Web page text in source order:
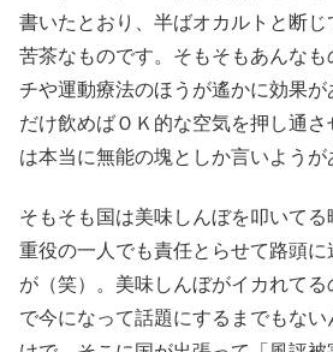
書いたとおり、半ばオカルトと断
苦茶なものです。そもそもあんな
チや運動療法のほうが遙かに効果が
だけ飲めばＯＫ的な空気を押し通さ
は本当に無能の塊としか言いようが
そもそも国は美味しんぼを叩いて
重役の一人でも責任とらせて路頭
が（笑）。美味しんぼがイカれて
で今になって話題にするまでもな